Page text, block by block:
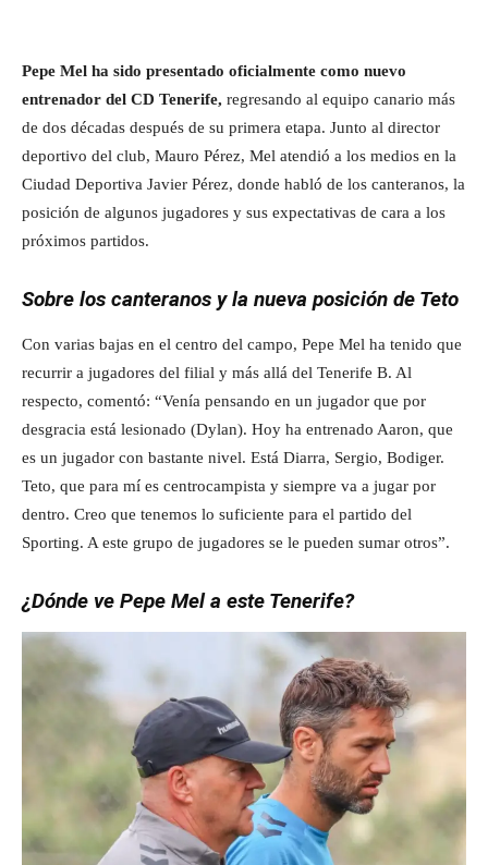
Pepe Mel ha sido presentado oficialmente como nuevo
entrenador del CD Tenerife, regresando al equipo canario más
de dos décadas después de su primera etapa. Junto al director
deportivo del club, Mauro Pérez, Mel atendió a los medios en la
Ciudad Deportiva Javier Pérez, donde habló de los canteranos, la
posición de algunos jugadores y sus expectativas de cara a los
próximos partidos.
Sobre los canteranos y la nueva posición de Teto
Con varias bajas en el centro del campo, Pepe Mel ha tenido que
recurrir a jugadores del filial y más allá del Tenerife B. Al
respecto, comentó: “Venía pensando en un jugador que por
desgracia está lesionado (Dylan). Hoy ha entrenado Aaron, que
es un jugador con bastante nivel. Está Diarra, Sergio, Bodiger.
Teto, que para mí es centrocampista y siempre va a jugar por
dentro. Creo que tenemos lo suficiente para el partido del
Sporting. A este grupo de jugadores se le pueden sumar otros”.
¿Dónde ve Pepe Mel a este Tenerife?